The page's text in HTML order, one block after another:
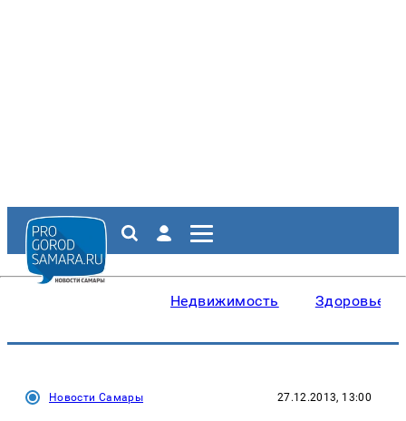
Недвижимость Здоровье
Новости Самары 27.12.2013, 13:00